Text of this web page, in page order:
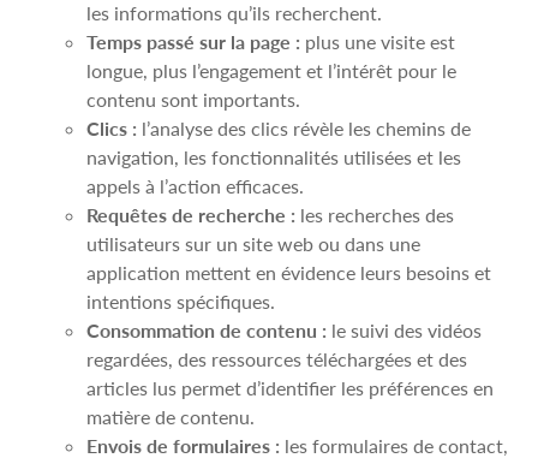
les informations qu’ils recherchent.
Temps passé sur la page : plus une visite est
longue, plus l’engagement et l’intérêt pour le
contenu sont importants.
Clics : l’analyse des clics révèle les chemins de
navigation, les fonctionnalités utilisées et les
appels à l’action efficaces.
Requêtes de recherche : les recherches des
utilisateurs sur un site web ou dans une
application mettent en évidence leurs besoins et
intentions spécifiques.
Consommation de contenu : le suivi des vidéos
regardées, des ressources téléchargées et des
articles lus permet d’identifier les préférences en
matière de contenu.
Envois de formulaires : les formulaires de contact,